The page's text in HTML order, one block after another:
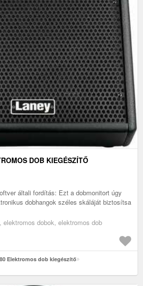
DOB KIEGÉSZÍTŐ
általi fordítás: Ezt a dobmonitort úgy
dobhangok széles skáláját biztosítsa
elektromos dobok, elektromos dob
Elektromos dob kiegészítő